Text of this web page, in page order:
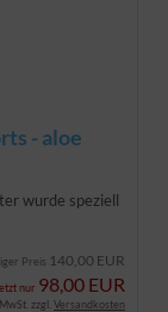
- aloe
wurde speziell
Preis 140,00 EUR
nur 98,00 EUR
zzgl. Versandkosten